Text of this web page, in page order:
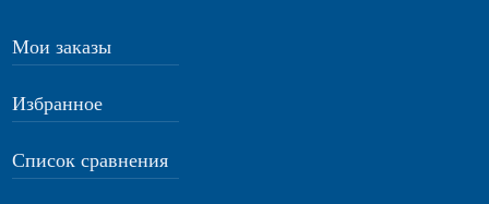
Мои заказы
Избранное
Список сравнения